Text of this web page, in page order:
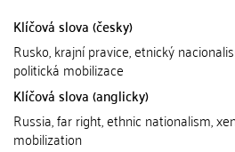
Klíčová slova (česky)
Rusko, krajní pravice, etnický
politická mobilizace
Klíčová slova (anglicky)
Russia, far right, ethnic nationalism,
mobilization